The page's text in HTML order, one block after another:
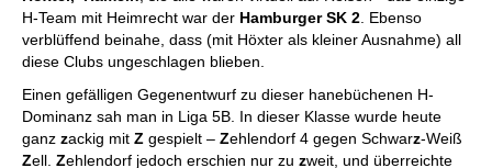
H-Team mit Heimrecht war der Hamburger SK 2. Ebenso
verblüffend beinahe, dass (mit Höxter als kleiner Ausnahme) all
diese Clubs ungeschlagen blieben.
Einen gefälligen Gegenentwurf zu dieser hanebüchenen H-
Dominanz sah man in Liga 5B. In dieser Klasse wurde heute
ganz zackig mit Z gespielt – Zehlendorf 4 gegen Schwarz-Weiß
Zell. Zehlendorf jedoch erschien nur zu zweit, und überreichte